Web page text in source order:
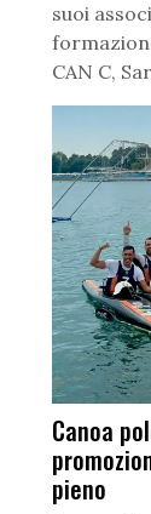
suoi
CAN C,
Canoa
pieno